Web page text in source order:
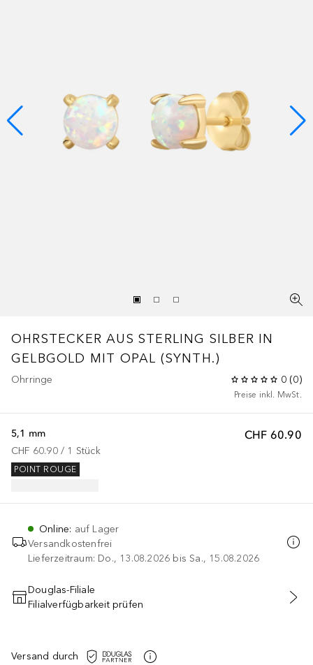
OHRSTECKER AUS STERLING SILBER IN
GELBGOLD MIT OPAL (SYNTH.)
Ohrringe 0 (0)
Preise inkl. MwSt.
CHF 60.90
5,1 mm
CHF 60.90 / 1 Stück
POINT ROUGE
Online: auf Lager
Versandkostenfrei
Lieferzeitraum: Do., 13.08.2026 bis Sa., 15.08.2026
IN DEN WARENKORB
Douglas-Filiale
Filialverfügbarkeit prüfen
Versand durch